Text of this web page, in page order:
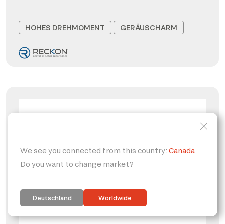
HOHES DREHMOMENT GERÄUSCHARM